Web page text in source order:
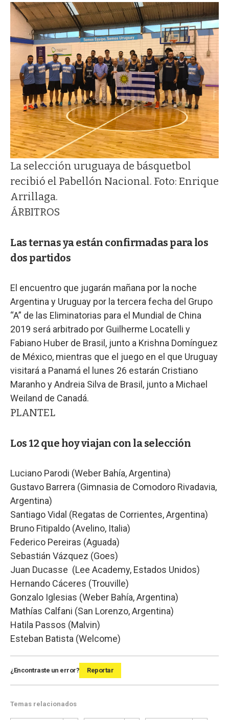
La selección uruguaya de básquetbol
recibió el Pabellón Nacional. Foto: Enrique
Arrillaga.
ÁRBITROS
Las ternas ya están confirmadas para los
dos partidos
El encuentro que jugarán mañana por la noche
Argentina y Uruguay por la tercera fecha del Grupo
“A” de las Eliminatorias para el Mundial de China
2019 será arbitrado por Guilherme Locatelli y
Fabiano Huber de Brasil, junto a Krishna Domínguez
de México, mientras que el juego en el que Uruguay
visitará a Panamá el lunes 26 estarán Cristiano
Maranho y Andreia Silva de Brasil, junto a Michael
Weiland de Canadá.
PLANTEL
Los 12 que hoy viajan con la selección
Luciano Parodi (Weber Bahía, Argentina)
Gustavo Barrera (Gimnasia de Comodoro Rivadavia,
Argentina)
Santiago Vidal (Regatas de Corrientes, Argentina)
Bruno Fitipaldo (Avelino, Italia)
Federico Pereiras (Aguada)
Sebastián Vázquez (Goes)
Juan Ducasse (Lee Academy, Estados Unidos)
Hernando Cáceres (Trouville)
Gonzalo Iglesias (Weber Bahía, Argentina)
Mathías Calfani (San Lorenzo, Argentina)
Hatila Passos (Malvin)
Esteban Batista (Welcome)
¿Encontraste un error? Reportar
Temas relacionados